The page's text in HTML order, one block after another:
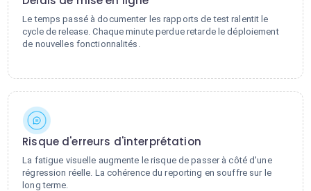
Le temps passé à documenter les rapports de test ralentit le
cycle de release. Chaque minute perdue retarde le déploiement
de nouvelles fonctionnalités.
Risque d'erreurs d'interprétation
La fatigue visuelle augmente le risque de passer à côté d'une
régression réelle. La cohérence du reporting en souffre sur le
long terme.